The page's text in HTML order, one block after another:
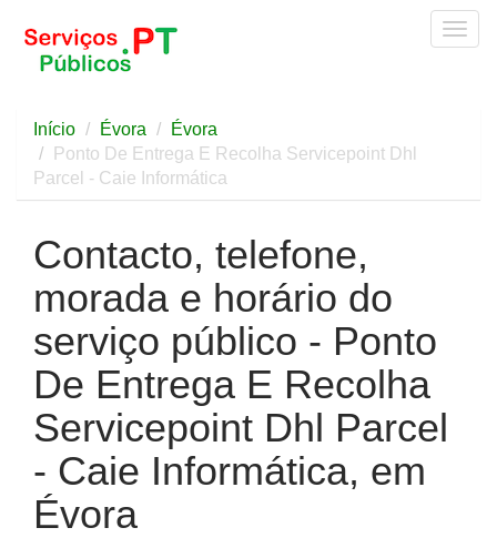
Início Évora
Évora
Ponto De Entrega E Recolha Servicepoint Dhl
Parcel - Caie Informática
Contacto, telefone,
morada e horário do
serviço público - Ponto
De Entrega E Recolha
Servicepoint Dhl Parcel
- Caie Informática, em
Évora